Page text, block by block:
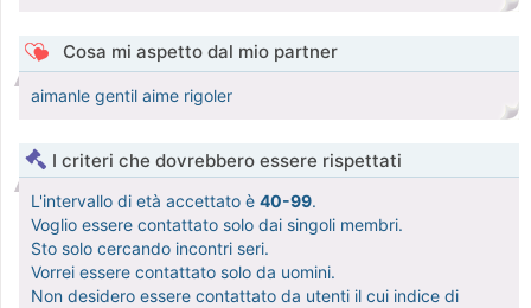
Cosa mi aspetto dal mio partner
aimanle gentil aime rigoler
I criteri che dovrebbero essere rispettati
L'intervallo di età accettato è 40-99.
Voglio essere contattato solo dai singoli membri.
Sto solo cercando incontri seri.
Vorrei essere contattato solo da uomini.
Non desidero essere contattato da utenti il cui indice di